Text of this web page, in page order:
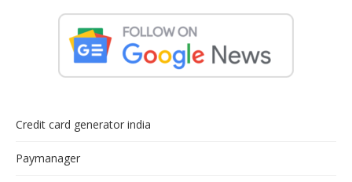
Credit card generator india
Paymanager